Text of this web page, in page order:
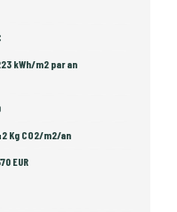
kWh/m2 par an
Kg CO2/m2/an
EUR